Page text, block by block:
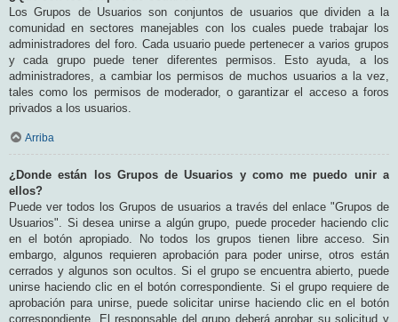
Los Grupos de Usuarios son conjuntos de usuarios que dividen a la
comunidad en sectores manejables con los cuales puede trabajar los
administradores del foro. Cada usuario puede pertenecer a varios grupos
y cada grupo puede tener diferentes permisos. Esto ayuda, a los
administradores, a cambiar los permisos de muchos usuarios a la vez,
tales como los permisos de moderador, o garantizar el acceso a foros
privados a los usuarios.
Arriba
¿Donde están los Grupos de Usuarios y como me puedo unir a
ellos?
Puede ver todos los Grupos de usuarios a través del enlace "Grupos de
Usuarios". Si desea unirse a algún grupo, puede proceder haciendo clic
en el botón apropiado. No todos los grupos tienen libre acceso. Sin
embargo, algunos requieren aprobación para poder unirse, otros están
cerrados y algunos son ocultos. Si el grupo se encuentra abierto, puede
unirse haciendo clic en el botón correspondiente. Si el grupo requiere de
aprobación para unirse, puede solicitar unirse haciendo clic en el botón
correspondiente. El responsable del grupo deberá aprobar su solicitud y